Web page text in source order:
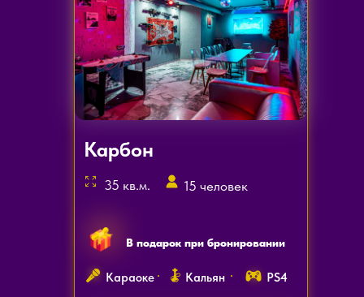
Карбон
35 кв.м. 15 человек
Караоке Кальян PS4
В подарок при бронировании